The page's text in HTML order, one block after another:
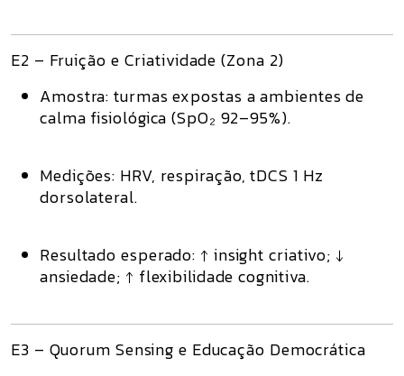
E2 – Fruição e Criatividade (Zona 2)
Amostra: turmas expostas a ambientes de
calma fisiológica (SpO₂ 92–95%).
Medições: HRV, respiração, tDCS 1 Hz
dorsolateral.
Resultado esperado: ↑ insight criativo; ↓
ansiedade; ↑ flexibilidade cognitiva.
E3 – Quorum Sensing e Educação Democrática